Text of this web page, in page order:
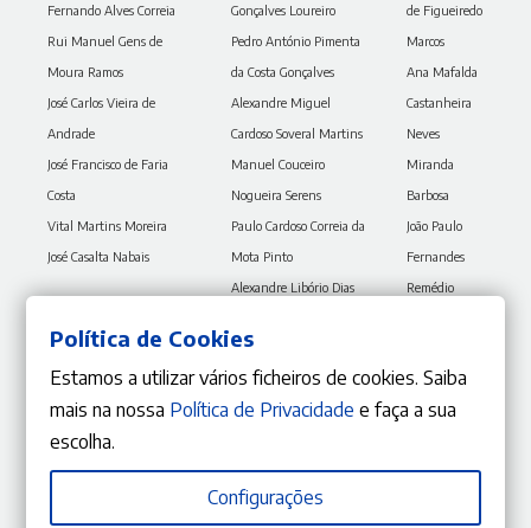
Fernando Alves Correia
Rui Manuel Gens de
Moura Ramos
José Carlos Vieira de
Andrade
José Francisco de Faria
Costa
Vital Martins Moreira
José Casalta Nabais
Gonçalves Loureiro
Pedro António Pimenta
da Costa Gonçalves
Alexandre Miguel
Cardoso Soveral Martins
Manuel Couceiro
Nogueira Serens
Paulo Cardoso Correia da
Mota Pinto
Alexandre Libório Dias
Filipe Miguel Cruz de
Albuquerque Matos
Luís Miguel Andrade
de Figueiredo
Marcos
Ana Mafalda
Castanheira
Neves
Miranda
Barbosa
João Paulo
Fernandes
Remédio
Pedro Nunes
Caeiro
Paula
Política de Cookies
Estamos a utilizar vários ficheiros de cookies. Saiba
mais na nossa Política de Privacidade e faça a sua
escolha.
Configurações